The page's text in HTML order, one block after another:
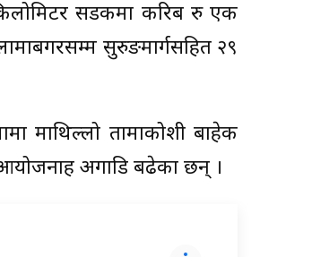
सडकमा करिब रु एक
सुरुङमार्गसहित २९
माथिल्लो तामाकोशी बाहेक
अगाडि बढेका छन् ।